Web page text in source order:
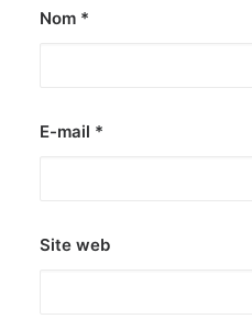
Nom *
E-mail *
Site web